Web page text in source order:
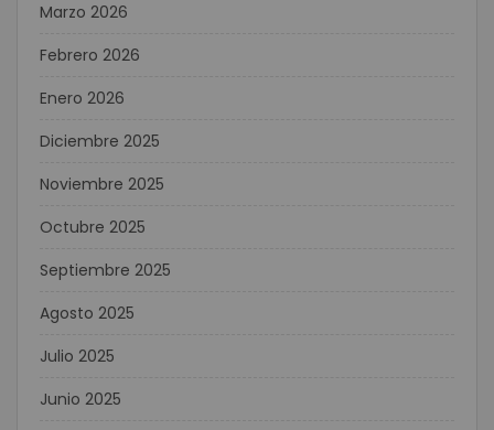
Marzo 2026
Febrero 2026
Enero 2026
Diciembre 2025
Noviembre 2025
Octubre 2025
Septiembre 2025
Agosto 2025
Julio 2025
Junio 2025